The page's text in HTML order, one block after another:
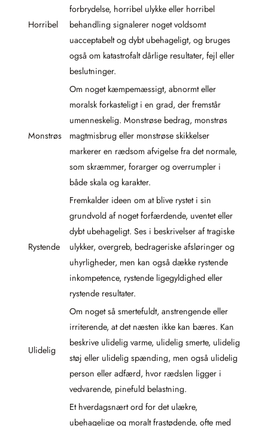
Horribel
forbrydelse, horribel ulykke eller horribel
behandling signalerer noget voldsomt
uacceptabelt og dybt ubehageligt, og bruges
også om katastrofalt dårlige resultater, fejl eller
beslutninger.
Monstrøs
Om noget kæmpemæssigt, abnormt eller
moralsk forkasteligt i en grad, der fremstår
umenneskelig. Monstrøse bedrag, monstrøs
magtmisbrug eller monstrøse skikkelser
markerer en rædsom afvigelse fra det normale,
som skræmmer, forarger og overrumpler i
både skala og karakter.
Rystende
Fremkalder ideen om at blive rystet i sin
grundvold af noget forfærdende, uventet eller
dybt ubehageligt. Ses i beskrivelser af tragiske
ulykker, overgreb, bedrageriske afsløringer og
uhyrligheder, men kan også dække rystende
inkompetence, rystende ligegyldighed eller
rystende resultater.
Ulidelig
Om noget så smertefuldt, anstrengende eller
irriterende, at det næsten ikke kan bæres. Kan
beskrive ulidelig varme, ulidelig smerte, ulidelig
støj eller ulidelig spænding, men også ulidelig
person eller adfærd, hvor rædslen ligger i
vedvarende, pinefuld belastning.
Et hverdagsnært ord for det ulækre,
ubehagelige og moralt frastødende, ofte med